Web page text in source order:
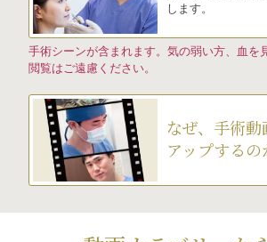
します。
手術シーンが含まれます。気の弱い方、血を
閲覧はご遠慮ください。
なぜ、手術動
アップするの